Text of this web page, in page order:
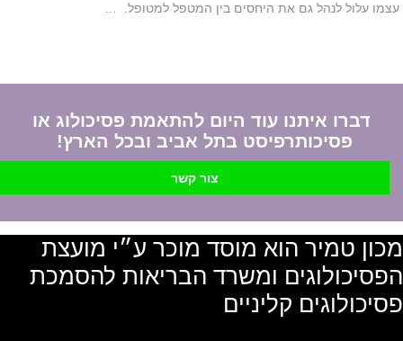
עצמו עלול לנהל גם את היחסים בין המטפל למטופל. …
דברו איתנו עוד היום להתאמת פסיכולוג או
פסיכותרפיסט בתל אביב ובכל הארץ!
צור קשר
מכון טמיר הוא מוסד מוכר ע״י מועצת
הפסיכולוגים ומשרד הבריאות להסמכת
פסיכולוגים קליניים